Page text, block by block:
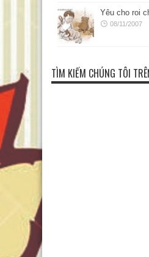
Yêu cho roi
08/11/2007
TÌM KIẾM CHÚNG TÔI